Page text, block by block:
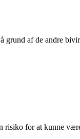
af de andre
risiko for at kunne